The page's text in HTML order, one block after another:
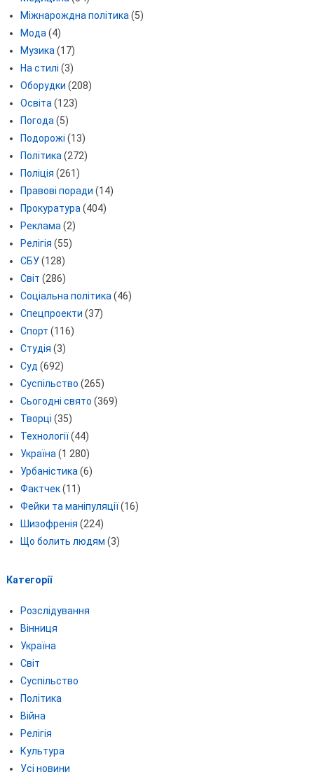
Міжнарождна політика (5)
Мода (4)
Музика (17)
На стилі (3)
Оборудки (208)
Освіта (123)
Погода (5)
Подорожі (13)
Політика (272)
Поліція (261)
Правові поради (14)
Прокуратура (404)
Реклама (2)
Релігія (55)
СБУ(128)
Світ (286)
Соціальна політика (46)
Спецпроекти (37)
Спорт (116)
Студія (3)
Суд (692)
Суспільство (265)
Сьогодні свято (369)
Творці (35)
Технології(44)
Україна (1 280)
Урбаністика (6)
Фактчек(11)
Фейки та маніпуляції(16)
Шизофренія (224)
Що болить людям (3)
Категорії
Розслідування
Вінниця
Україна
Світ
Суспільство
Політика
Війна
Релігія
Культура
Усі новини